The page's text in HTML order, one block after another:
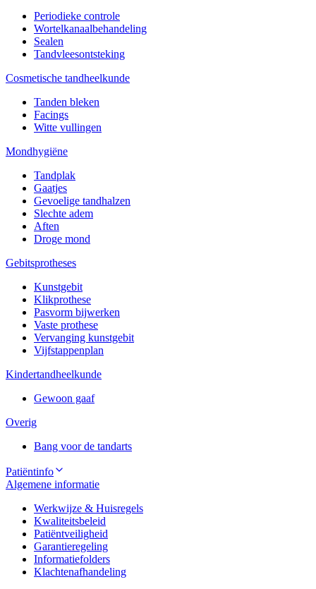
Periodieke controle
Wortelkanaalbehandeling
Sealen
Tandvleesontsteking
Cosmetische tandheelkunde
Tanden bleken
Facings
Witte vullingen
Mondhygiëne
Tandplak
Gaatjes
Gevoelige tandhalzen
Slechte adem
Aften
Droge mond
Gebitsprotheses
Kunstgebit
Klikprothese
Pasvorm bijwerken
Vaste prothese
Vervanging kunstgebit
Vijfstappenplan
Kindertandheelkunde
Gewoon gaaf
Overig
Bang voor de tandarts
Patiëntinfo
Algemene informatie
Werkwijze & Huisregels
Kwaliteitsbeleid
Patiëntveiligheid
Garantieregeling
Informatiefolders
Klachtenafhandeling